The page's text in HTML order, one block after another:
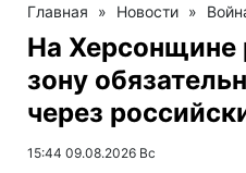
Главная » Новости »
На Херсонщине
зону
через
15:44 09.08.2026 Вс